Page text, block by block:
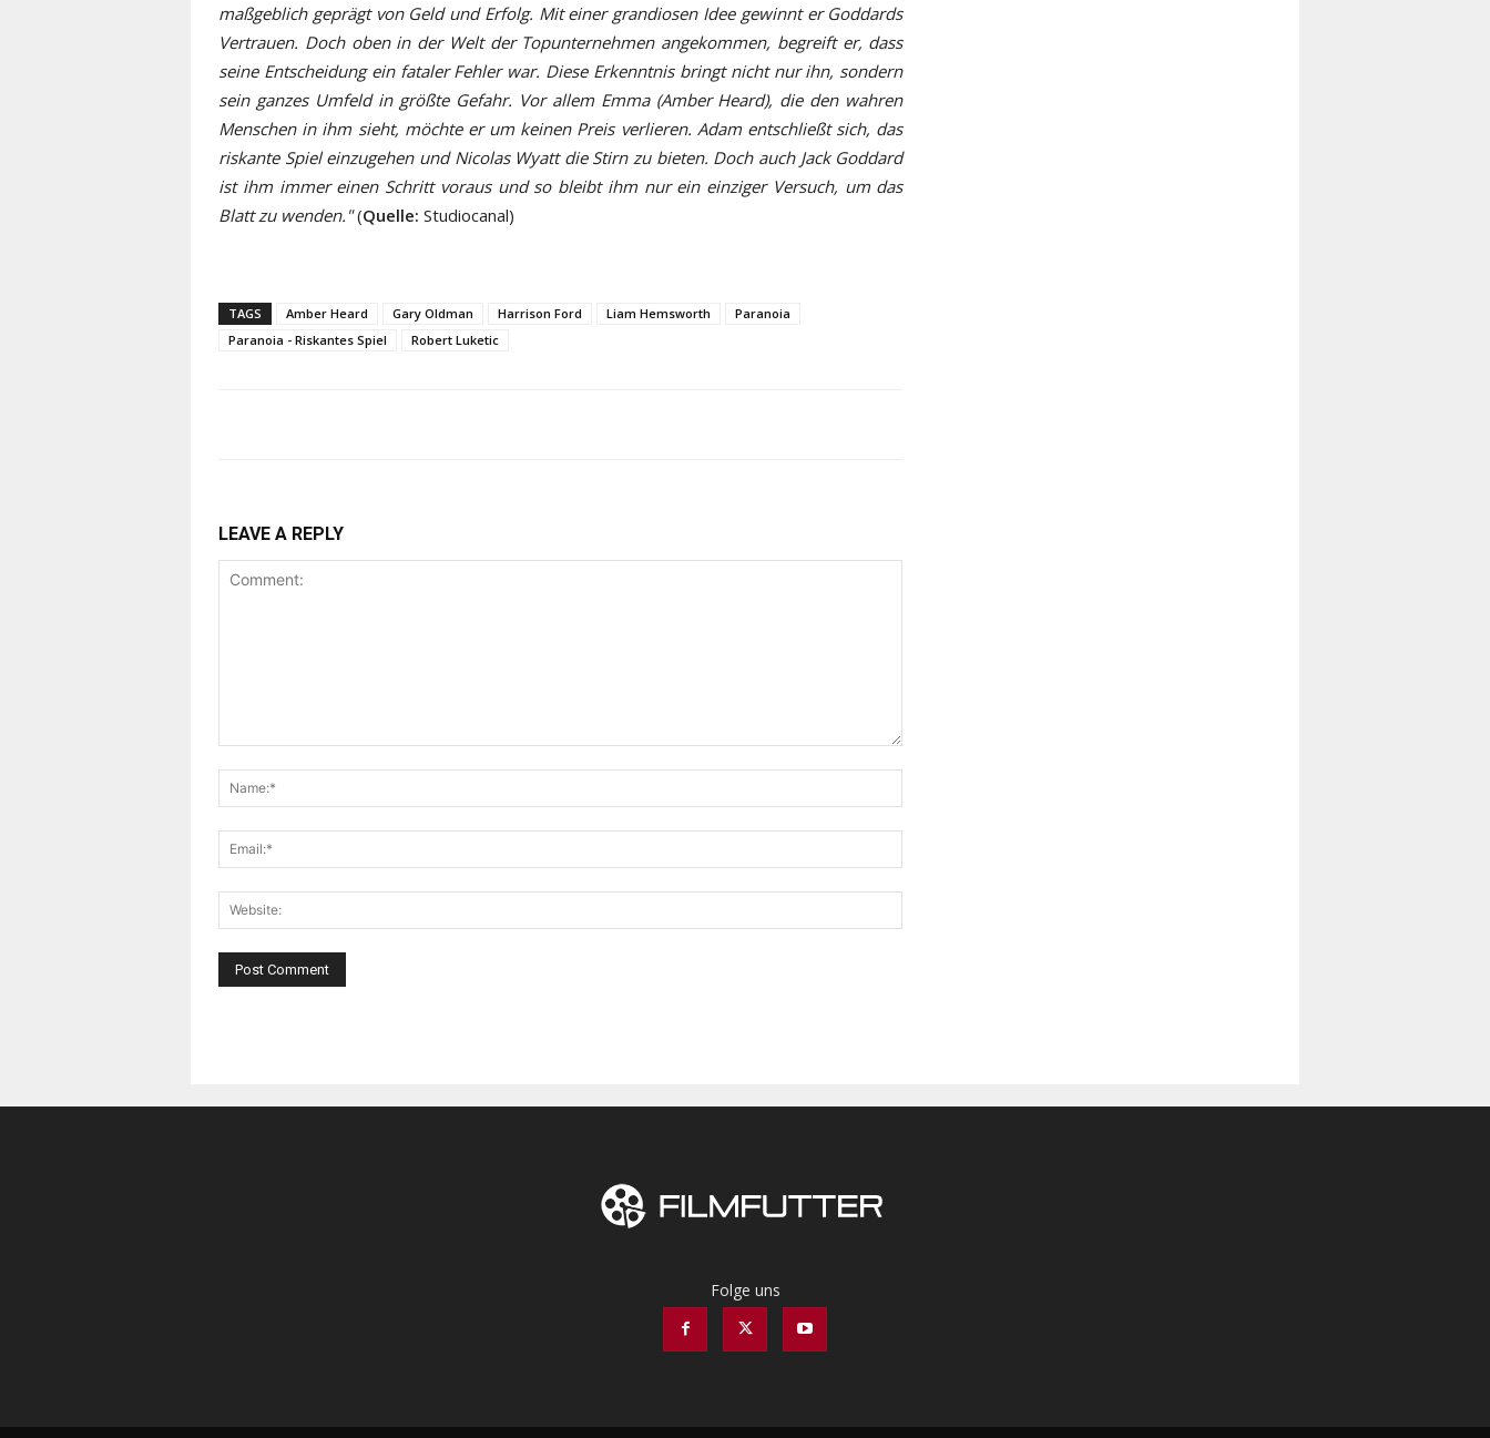
maßgeblich geprägt von Geld und Erfolg. Mit einer grandiosen Idee gewinnt er Goddards
Vertrauen. Doch oben in der Welt der Topunternehmen angekommen, begreift er, dass
seine Entscheidung ein fataler Fehler war. Diese Erkenntnis bringt nicht nur ihn, sondern
sein ganzes Umfeld in größte Gefahr. Vor allem Emma (Amber Heard), die den wahren
Menschen in ihm sieht, möchte er um keinen Preis verlieren. Adam entschließt sich, das
riskante Spiel einzugehen und Nicolas Wyatt die Stirn zu bieten. Doch auch Jack Goddard
ist ihm immer einen Schritt voraus und so bleibt ihm nur ein einziger Versuch, um das
Blatt zu wenden."(Quelle: Studiocanal)
TAGS Amber Heard Gary Oldman Harrison Ford Liam Hemsworth
Paranoia
Paranoia - Riskantes Spiel
Robert Luketic
LEAVE A REPLY
Folge uns